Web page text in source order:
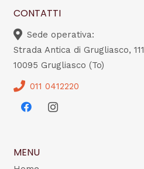
CONTATTI
Sede operativa:
Strada Antica di Grugliasco, 111
10095 Grugliasco (To)
011 0412220
MENU